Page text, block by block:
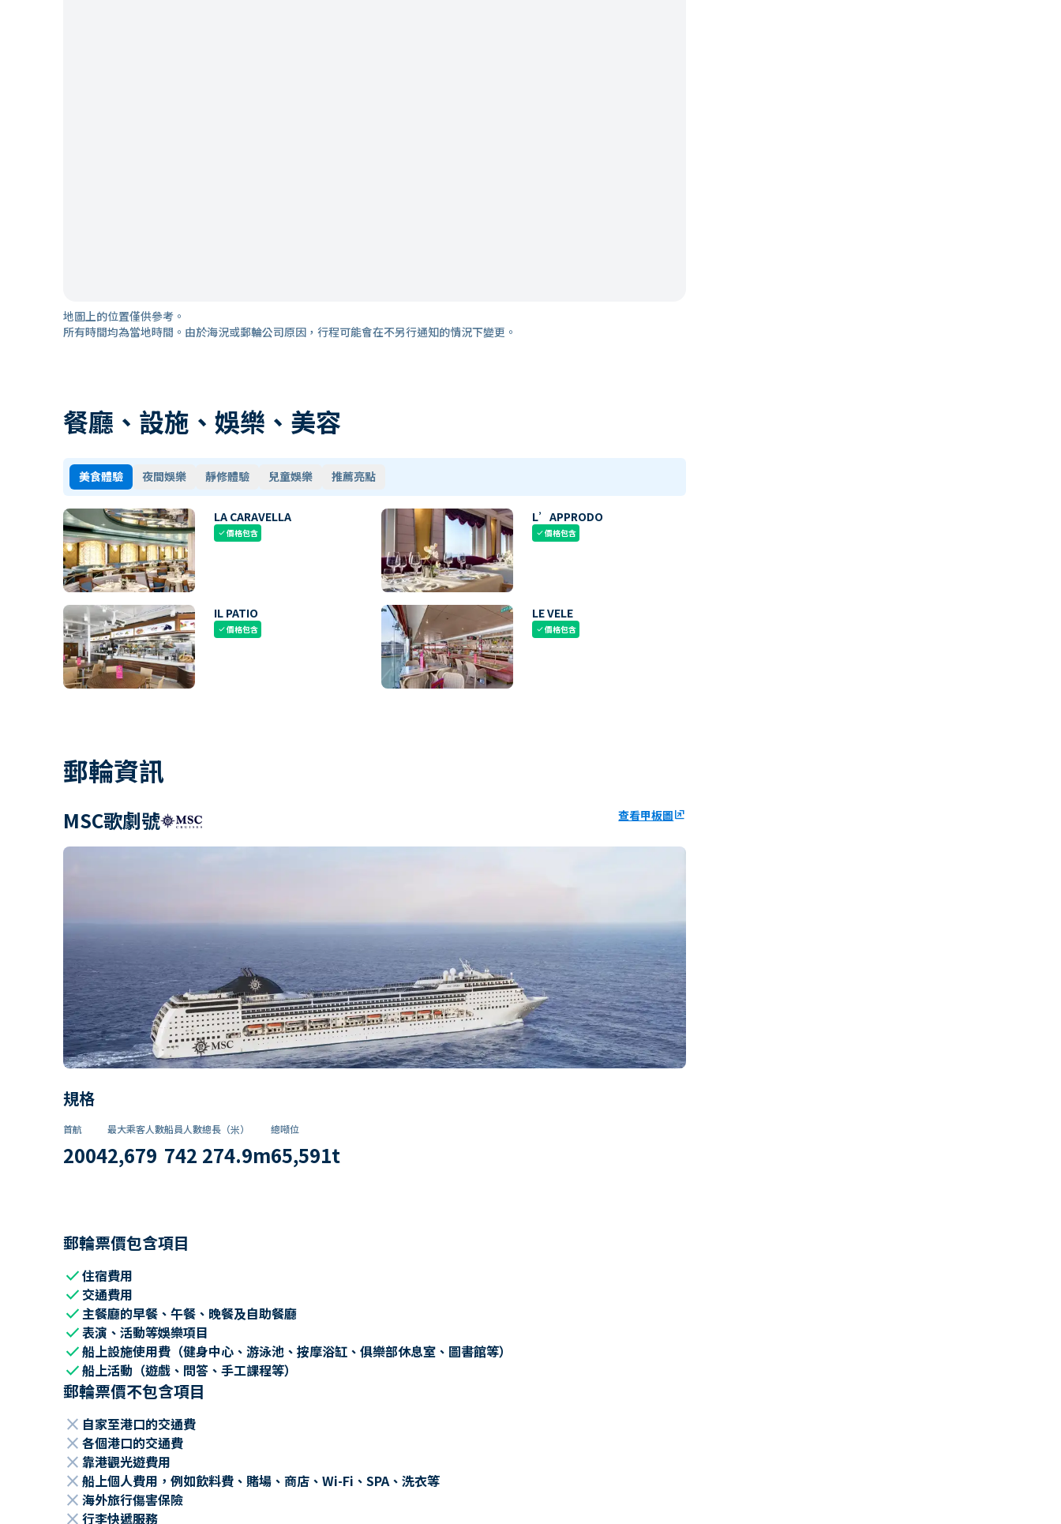
地圖上的位置僅供參考。
所有時間均為當地時間。由於海況或郵輪公司原因，行程可能會在不另行通知的情況下變更。
餐廳、設施、娛樂、美容
美食體驗 夜間娛樂 靜修體驗 兒童娛樂 推薦亮點
LA CARAVELLA
check價格包含
L’APPRODO
check價格包含
IL PATIO
check價格包含
LE VELE
check價格包含
郵輪資訊
MSC歌劇號 查看甲板圖ungroup
規格
首航
2004
最大乘客人數
2,679
船員人數
742
總長（米）
274.9m
總噸位
65,591t
郵輪票價包含項目
check住宿費用
check 交通費用
check主餐廳的早餐、午餐、晚餐及自助餐廳
check表演、活動等娛樂項目
check船上設施使用費（健身中心、游泳池、按摩浴缸、俱樂部休息室、圖書館等）
check船上活動（遊戲、問答、手工課程等）
郵輪票價不包含項目
close 自家至港口的交通費
close 各個港口的交通費
close 靠港觀光遊費用
close 船上個人費用，例如飲料費、賭場、商店、Wi-Fi、SPA、洗衣等
close 海外旅行傷害保險
close 行李快遞服務